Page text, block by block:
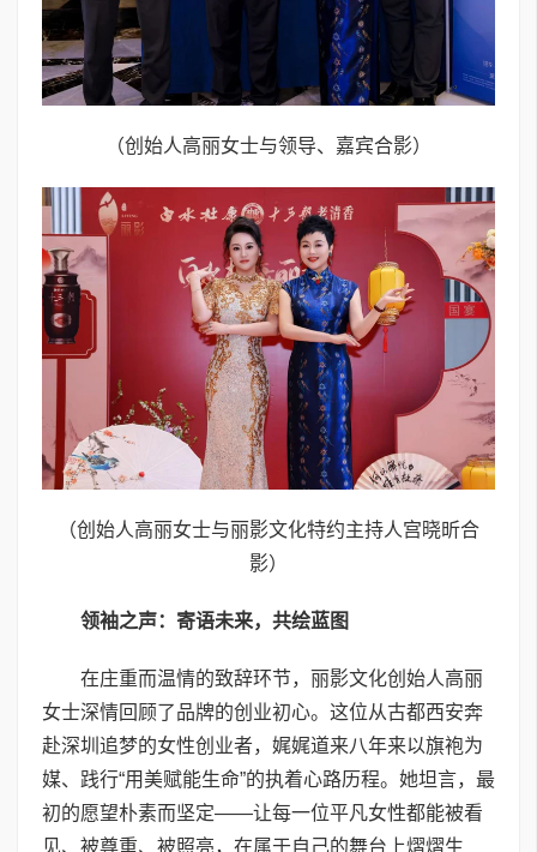
（创始人高丽女士与领导、嘉宾合影）
（创始人高丽女士与丽影文化特约主持人宫晓昕合
影）
领袖之声：寄语未来，共绘蓝图
在庄重而温情的致辞环节，丽影文化创始人高丽
女士深情回顾了品牌的创业初心。这位从古都西安奔
赴深圳追梦的女性创业者，娓娓道来八年来以旗袍为
媒、践行“用美赋能生命”的执着心路历程。她坦言，最
初的愿望朴素而坚定——让每一位平凡女性都能被看
见、被尊重、被照亮，在属于自己的舞台上熠熠生